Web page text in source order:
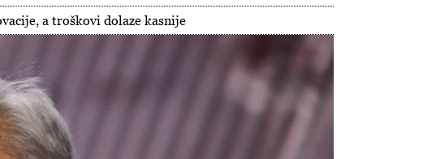
a troškovi dolaze kasnije